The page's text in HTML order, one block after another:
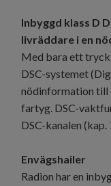
Inbyggd klass D
livräddare i en
Med bara ett tryck
DSC-systemet
nödinformation till
fartyg. DSC-
DSC-kanalen
Envägshailer
Radion har en